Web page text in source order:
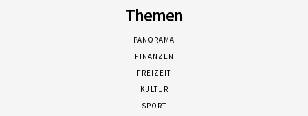
Themen
PANORAMA
FINANZEN
FREIZEIT
KULTUR
SPORT